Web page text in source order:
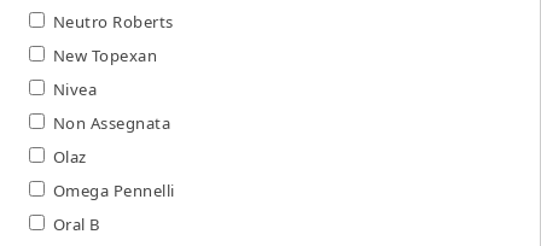
Neutro Roberts
New Topexan
Nivea
Non Assegnata
Olaz
Omega Pennelli
Oral B